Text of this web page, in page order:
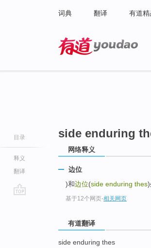
词典 翻译 有道精
目录
释义
翻译
side enduring
网络释义
边位
)和边位(side enduring thes)
基于12个网页-相关网页
有道翻译
side enduring thes